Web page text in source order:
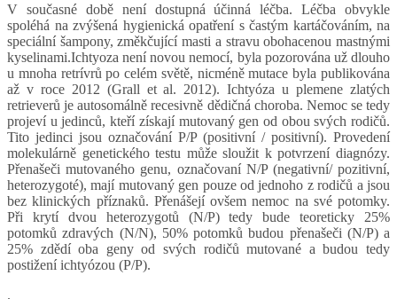
V současné době není dostupná účinná léčba. Léčba obvykle
spoléhá na zvýšená hygienická opatření s častým kartáčováním, na
speciální šampony, změkčující masti a stravu obohacenou mastnými
kyselinami.Ichtyoza není novou nemocí, byla pozorována už dlouho
u mnoha retrívrů po celém světě, nicméně mutace byla publikována
až v roce 2012 (Grall et al. 2012). Ichtyóza u plemene zlatých
retrieverů je autosomálně recesivně dědičná choroba. Nemoc se tedy
projeví u jedinců, kteří získají mutovaný gen od obou svých rodičů.
Tito jedinci jsou označování P/P (positivní / positivní). Provedení
molekulárně genetického testu může sloužit k potvrzení diagnózy.
Přenašeči mutovaného genu, označovaní N/P (negativní/ pozitivní,
heterozygoté), mají mutovaný gen pouze od jednoho z rodičů a jsou
bez klinických příznaků. Přenášejí ovšem nemoc na své potomky.
Při krytí dvou heterozygotů (N/P) tedy bude teoreticky 25%
potomků zdravých (N/N), 50% potomků budou přenašeči (N/P) a
25% zdědí oba geny od svých rodičů mutované a budou tedy
postižení ichtyózou (P/P).
.